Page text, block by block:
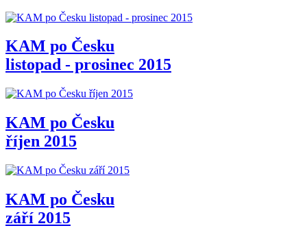
KAM po Česku
listopad - prosinec 2015
KAM po Česku
říjen 2015
KAM po Česku
září 2015